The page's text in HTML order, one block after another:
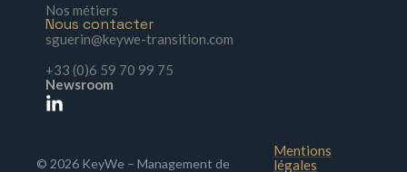
Nos métiers
Nous contacter
sguerin@keywe-transition.com
+33 (0)6 59 70 99 75
Newsroom
© 2026 KeyWe – Management de
Mentions
légales